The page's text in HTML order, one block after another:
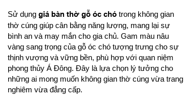
Sử dụng giá bàn thờ gỗ óc chó trong không gian
thờ cúng giúp cân bằng năng lượng, mang lại sự
bình an và may mắn cho gia chủ. Gam màu nâu
vàng sang trọng của gỗ óc chó tượng trưng cho sự
thịnh vượng và vững bền, phù hợp với quan niệm
phong thủy Á Đông. Đây là lựa chọn lý tưởng cho
những ai mong muốn không gian thờ cúng vừa trang
nghiêm vừa đẳng cấp.